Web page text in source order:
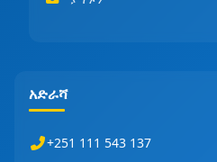
አድራሻ
+251 111 543 137